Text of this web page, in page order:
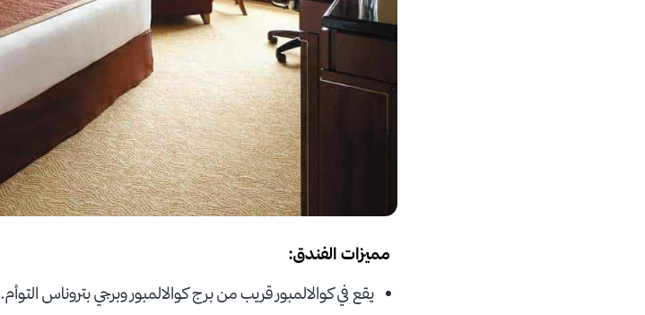
مميزات الفندق:
يقع في كوالالمبور قريب من برج كوالالمبور وبرجي بتروناس التوأم.